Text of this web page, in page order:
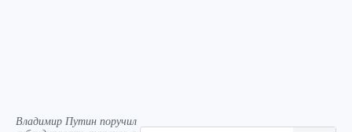
Владимир Путин поручил